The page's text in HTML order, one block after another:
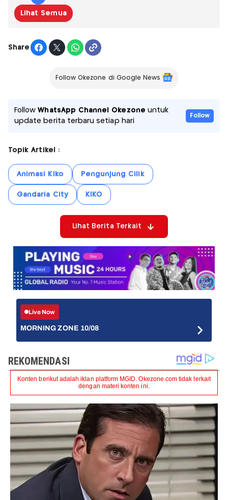
Lihat Semua
Share
Follow Okezone di Google News
FollowWhatsApp Channel Okezone untuk
update berita terbaru setiap hari
Follow
Topik Artikel :
Animasi Kiko Pengunjung Cilik
Gandaria City KIKO
Lihat Berita Terkait
Live Now
MORNING ZONE 10/08